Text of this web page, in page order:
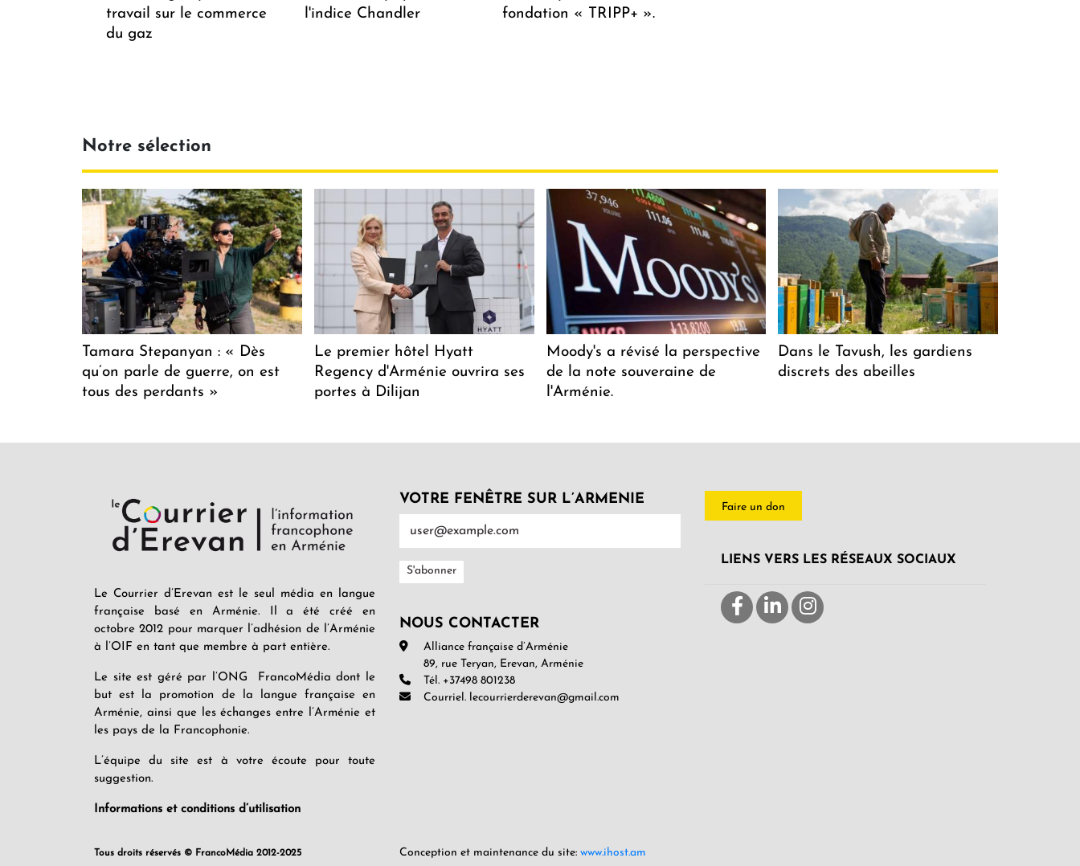
travail sur le commerce
du gaz
l'indice Chandler
fondation « TRIPP+ ».
Notre sélection
Tamara Stepanyan : « Dès
qu’on parle de guerre, on est
tous des perdants »
Le premier hôtel Hyatt
Regency d'Arménie ouvrira ses
portes à Dilijan
Moody's a révisé la perspective
de la note souveraine de
l'Arménie.
Dans le Tavush, les gardiens
discrets des abeilles
Le Courrier d’Erevan est le seul média en langue
française basé en Arménie. Il a été créé en
octobre 2012 pour marquer l’adhésion de l’Arménie
à l’OIF en tant que membre à part entière.
Le site est géré par l’ONG FrancoMédia dont le
but est la promotion de la langue française en
Arménie, ainsi que les échanges entre l’Arménie et
les pays de la Francophonie.
L’équipe du site est à votre écoute pour toute
suggestion.
Informations et conditions d’utilisation
Tous droits réservés © FrancoMédia 2012-2025
VOTRE FENÊTRE SUR L’ARMENIE
NOUS CONTACTER
Alliance française d’Arménie
89, rue Teryan, Erevan, Arménie
Tél. +37498 801238
Courriel. lecourrierderevan@gmail.com
Conception et maintenance du site: www.ihost.am
Faire un don
LIENS VERS LES RÉSEAUX SOCIAUX